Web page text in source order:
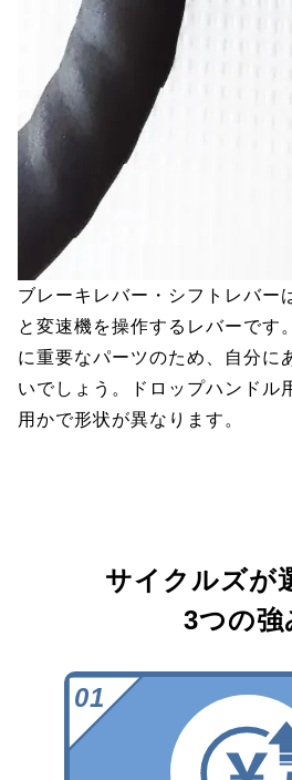
ブレーキレバー・シフトレバー
と変速機を操作するレバーです
に重要なパーツのため、自分に
いでしょう。ドロップハンドル
用かで形状が異なります。
サイクルズが
3つの強